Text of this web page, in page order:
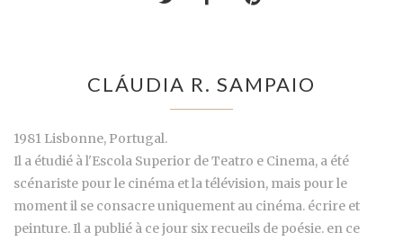
CLÁUDIA R. SAMPAIO
1981 Lisbonne, Portugal.
Il a étudié à l'Escola Superior de Teatro e Cinema, a été
scénariste pour le cinéma et la télévision, mais pour le
moment il se consacre uniquement au cinéma. écrire et
peinture. Il a publié à ce jour six recueils de poésie. en ce